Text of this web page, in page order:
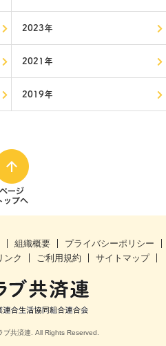
2023年
2021年
2019年
組織概要
プライバシーポリシー
ンク ご利⽤規約 サイトマップ
共済連. All Rights Reserved.